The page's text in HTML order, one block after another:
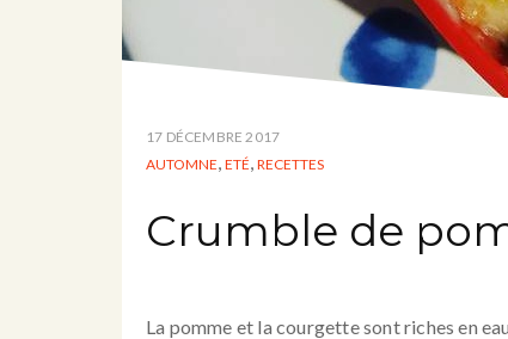
17 DÉCEMBRE 2017
AUTOMNE, ETÉ, RECETTES
Crumble de
La pomme et la courgette sont riches en